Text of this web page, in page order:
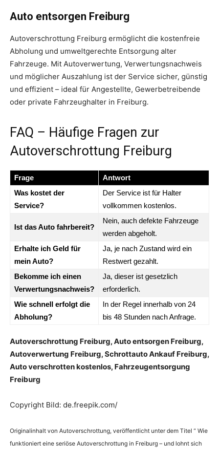
Auto entsorgen Freiburg
Autoverschrottung Freiburg ermöglicht die kostenfreie
Abholung und umweltgerechte Entsorgung alter
Fahrzeuge. Mit Autoverwertung, Verwertungsnachweis
und möglicher Auszahlung ist der Service sicher, günstig
und effizient – ideal für Angestellte, Gewerbetreibende
oder private Fahrzeughalter in Freiburg.
FAQ – Häufige Fragen zur
Autoverschrottung Freiburg
Frage
Antwort
Was kostet der
Service?
Der Service ist für Halter
vollkommen kostenlos.
Ist das Auto fahrbereit?
Nein, auch defekte Fahrzeuge
werden abgeholt.
Erhalte ich Geld für
mein Auto?
Ja, je nach Zustand wird ein
Restwert gezahlt.
Bekomme ich einen
Verwertungsnachweis?
Ja, dieser ist gesetzlich
erforderlich.
Wie schnell erfolgt die
Abholung?
In der Regel innerhalb von 24
bis 48 Stunden nach Anfrage.
Autoverschrottung Freiburg, Auto entsorgen Freiburg,
Autoverwertung Freiburg, Schrottauto Ankauf Freiburg,
Auto verschrotten kostenlos, Fahrzeugentsorgung
Freiburg
Copyright Bild: de.freepik.com/
Originalinhalt von Autoverschrottung, veröffentlicht unter dem Titel “ Wie
funktioniert eine seriöse Autoverschrottung in Freiburg – und lohnt sich